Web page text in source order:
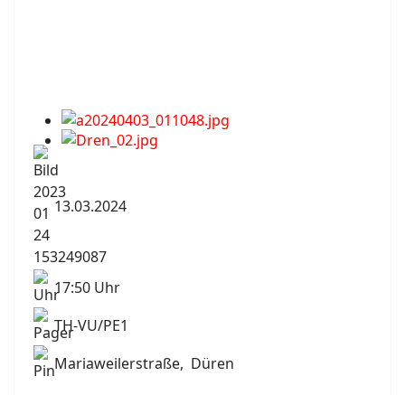
13.03.2024
17:50 Uhr
TH-VU/PE1
Mariaweilerstraße, Düren